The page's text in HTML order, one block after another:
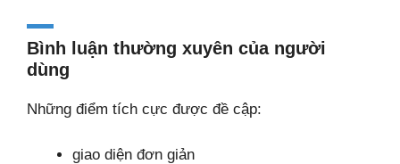
Bình luận thường xuyên của người
dùng
Những điểm tích cực được đề cập:
giao diện đơn giản